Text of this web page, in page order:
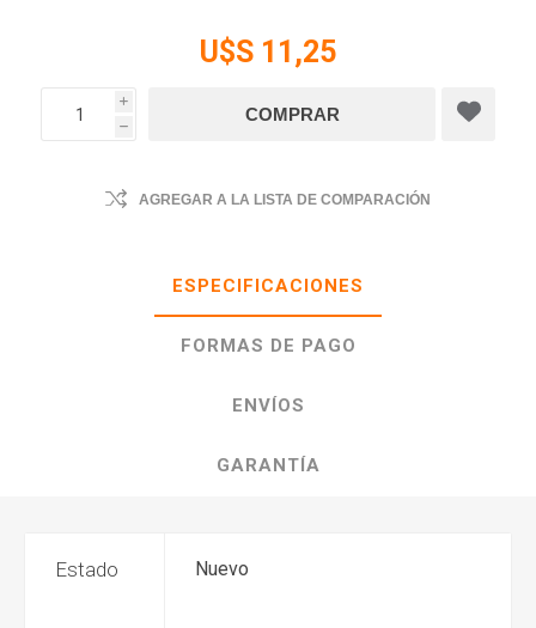
U$S 11,25
i
h
AGREGAR A LA LISTA DE COMPARACIÓN
ESPECIFICACIONES
FORMAS DE PAGO
ENVÍOS
GARANTÍA
Estado Nuevo